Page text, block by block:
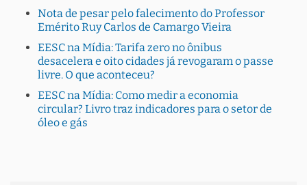
Nota de pesar pelo falecimento do Professor
Emérito Ruy Carlos de Camargo Vieira
EESC na Mídia: Tarifa zero no ônibus
desacelera e oito cidades já revogaram o passe
livre. O que aconteceu?
EESC na Mídia: Como medir a economia
circular? Livro traz indicadores para o setor de
óleo e gás